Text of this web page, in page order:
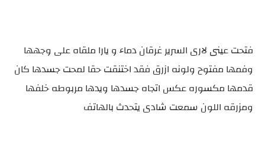
فتحت عينى لارى السرير غرقان دماء و يارا ملقاه على وجهها
وفمها مفتوح ولونه ازرق فقد اختنقت حقا لمحت جسدها كان
قدمها مكسوره عكس اتجاه جسدها ويدها مربوطه خلفها
ومزرقه اللون سمعت شادى يتحدث بالهاتف